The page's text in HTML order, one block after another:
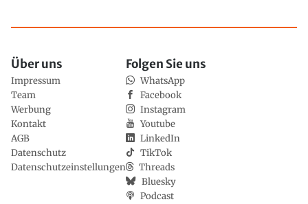
Über uns
Impressum
Team
Werbung
Kontakt
AGB
Datenschutz
Datenschutzeinstellungen
Folgen Sie uns
WhatsApp
Facebook
Instagram
Youtube
LinkedIn
TikTok
Threads
Bluesky
Podcast